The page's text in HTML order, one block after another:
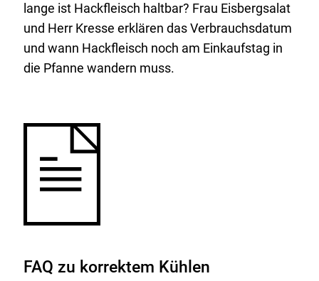
lange ist Hackfleisch haltbar? Frau Eisbergsalat
und Herr Kresse erklären das Verbrauchsdatum
und wann Hackfleisch noch am Einkaufstag in
die Pfanne wandern muss.
FAQ zu korrektem Kühlen